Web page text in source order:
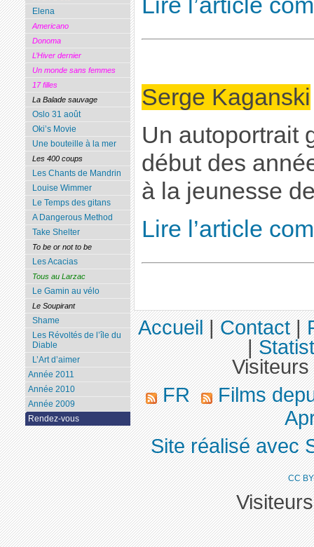
Serge Kaganski
Un autoportrait
début des
à la jeunesse
Lire l’article
Elena
Americano
Donoma
L’Hiver dernier
Un monde sans femmes
17 filles
La Balade sauvage
Oslo 31 août
Oki’s Movie
Une bouteille à la mer
Les 400 coups
Les Chants de Mandrin
Louise Wimmer
Le Temps des gitans
A Dangerous Method
Take Shelter
To be or not to be
Les Acacias
Tous au Larzac
Le Gamin au vélo
Le Soupirant
Shame
Les Révoltés de l’île du
Diable
L’Art d’aimer
Année 2011
Année 2010
Année 2009
Rendez-vous
Accueil|Contact|
|
FR
Films
Site réalisé avec
CC